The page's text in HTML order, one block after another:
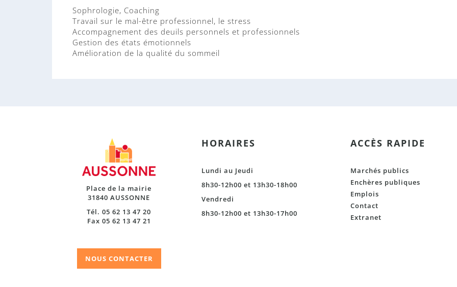
Sophrologie, Coaching
Travail sur le mal-être professionnel, le stress
Accompagnement des deuils personnels et professionnels
Gestion des états émotionnels
Amélioration de la qualité du sommeil
Place de la mairie
31840 AUSSONNE
Tél. 05 62 13 47 20
Fax 05 62 13 47 21
NOUS CONTACTER
HORAIRES
Lundi au Jeudi
8h30-12h00 et 13h30-18h00
Vendredi
8h30-12h00 et 13h30-17h00
ACCÈS RAPIDE
Marchés publics
Enchères publiques
Emplois
Contact
Extranet